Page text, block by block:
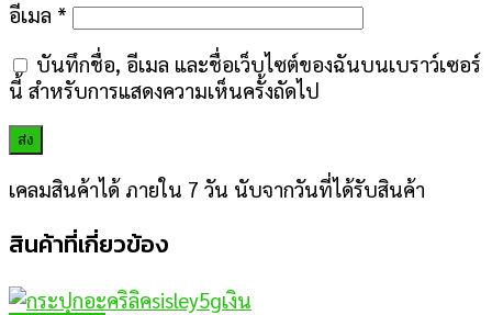
อีเมล *
บันทึกชื่อ, อีเมล และชื่อเว็บไซต์ของฉันบนเบราว์เซอร์
นี้ สำหรับการแสดงความเห็นครั้งถัดไป
เคลมสินค้าได้ ภายใน 7 วัน นับจากวันที่ได้รับสินค้า
สินค้าที่เกี่ยวข้อง